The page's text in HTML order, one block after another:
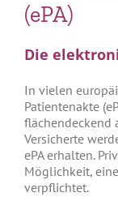
(ePA)
Die
In vielen
Patientenakte
flächendeckend
Versicherte
ePA erhalten.
Möglichkeit,
verpflichtet.